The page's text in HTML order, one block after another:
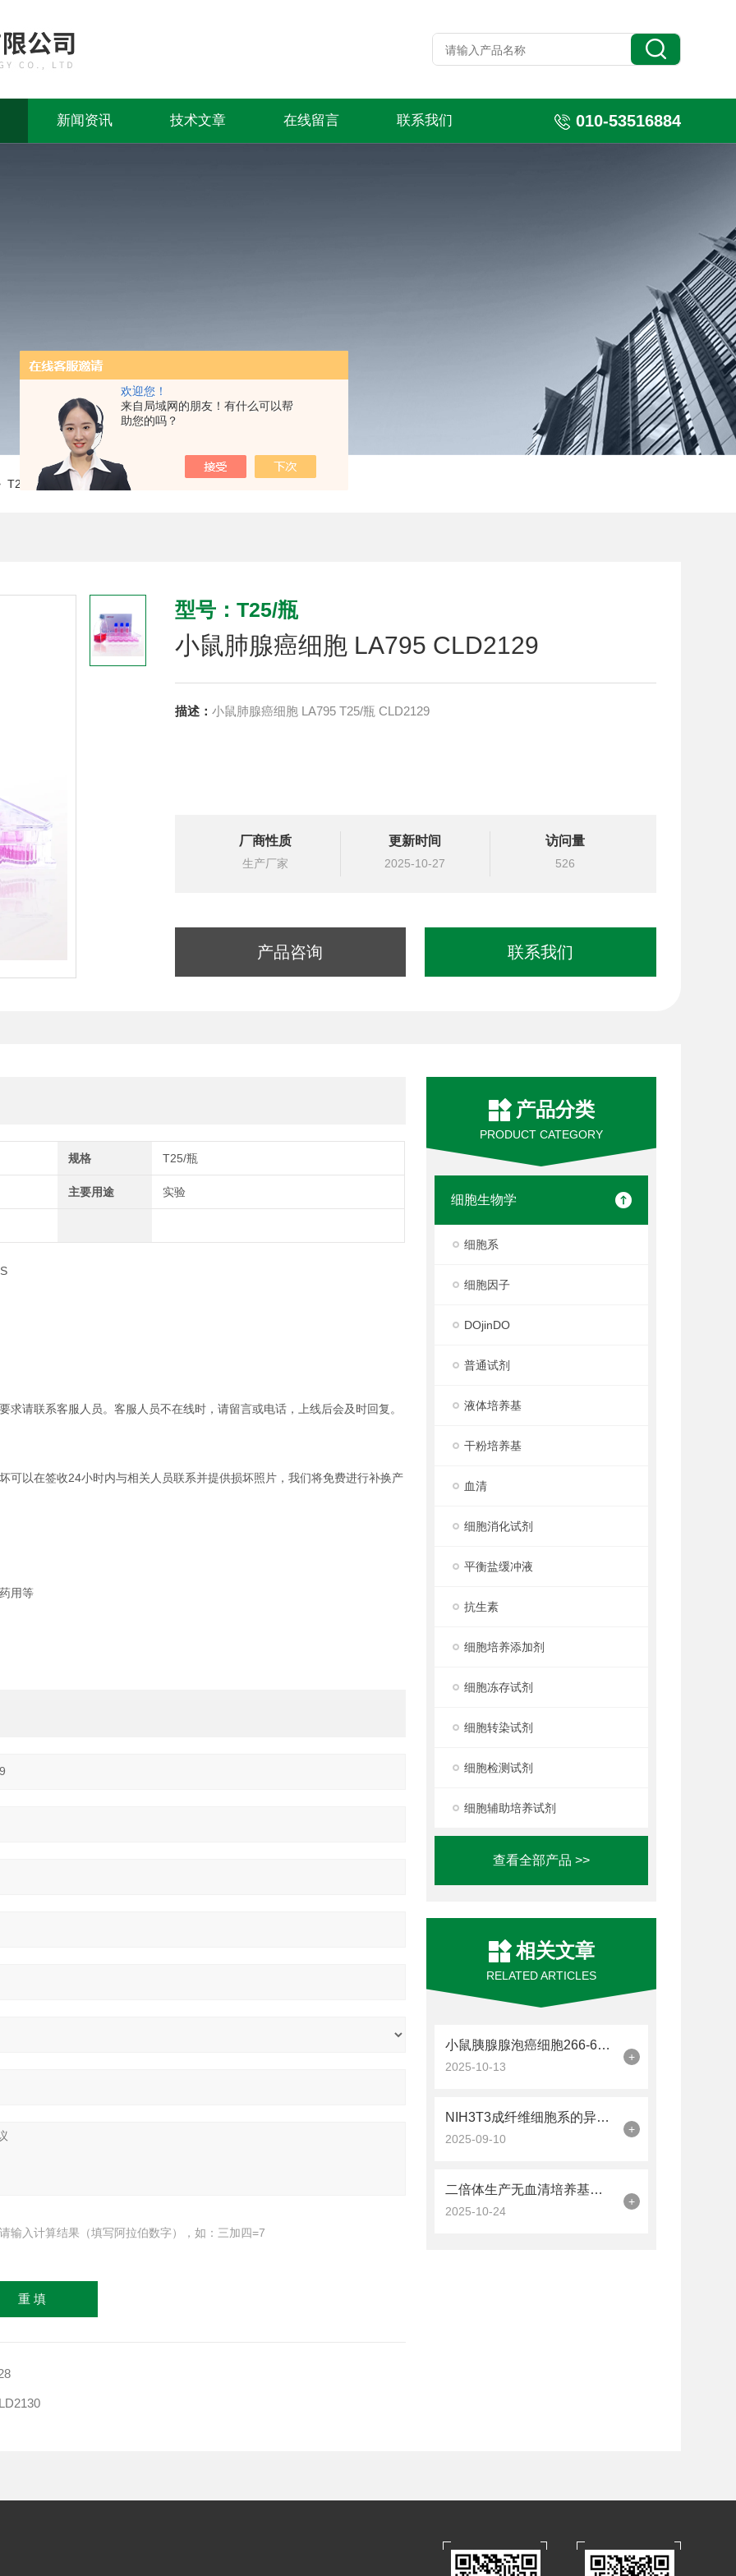
欢迎您！
来自局域网的朋友！有什么可以帮
助您的吗？
新闻资讯 技术文章 在线留言 联系我们 010-53516884
瓶小鼠肺腺癌细胞 LA795 CLD2129
型号：T25/瓶
小鼠肺腺癌细胞 LA795 CLD2129
描述： 小鼠肺腺癌细胞 LA795 T25/瓶 CLD2129
厂商性质
生产厂家
更新时间
2025-10-27
访问量
526
产品咨询 联系我们
产品分类
PRODUCT CATEGORY
细胞生物学
细胞系
细胞因子
DOjinDO
普通试剂
液体培养基
干粉培养基
血清
细胞消化试剂
平衡盐缓冲液
抗生素
细胞培养添加剂
细胞冻存试剂
细胞转染试剂
细胞检测试剂
细胞辅助培养试剂
查看全部产品 >>
相关文章
RELATED ARTICLES
小鼠胰腺腺泡癌细胞266-6的培养和鉴定方法
2025-10-13
+
NIH3T3成纤维细胞系的异质性解析
2025-09-10
+
二倍体生产无血清培养基（SFM）该如何使用？
2025-10-24
+
规格 T25/瓶
主要用途 实验
请联系客服人员。客服人员不在线时，请留言或电话，上线后会及时回复。
可以在签收24小时内与相关人员联系并提供损坏照片，我们将免费进行补换产
用等
请输入计算结果（填写阿拉伯数字），如：三加四=7